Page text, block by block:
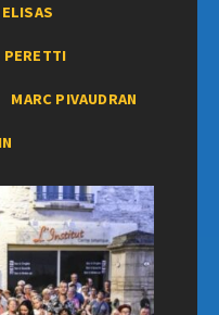
PERETTI
MARC PIVAUDRAN